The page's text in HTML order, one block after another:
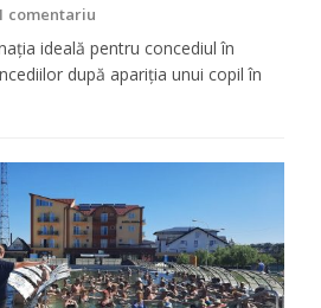
comentariu
ideală pentru concediul în
după apariția unui copil în